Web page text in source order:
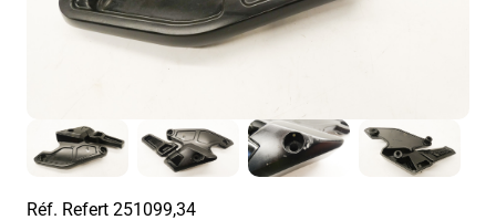
Réf. Refert251099,34